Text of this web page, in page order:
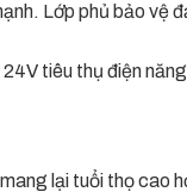
Lớp phủ bảo vệ
tiêu thụ điện
lại tuổi thọ